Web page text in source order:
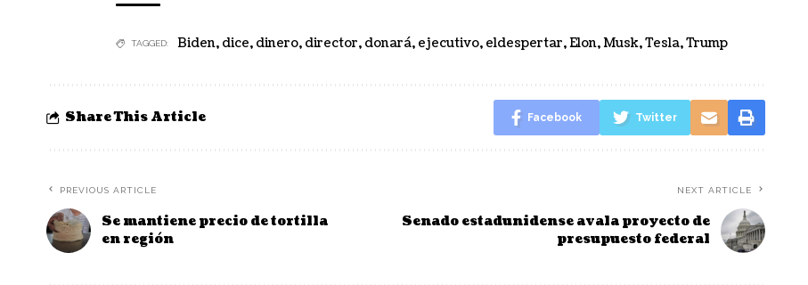
TAGGED: Biden, dice, dinero, director, donará, ejecutivo, eldespertar,Elon,Musk,Tesla,Trump
Share This Article Facebook Twitter
PREVIOUS ARTICLE
Se mantiene precio de tortilla
en región
NEXT ARTICLE
Senado estadunidense avala proyecto de
presupuesto federal